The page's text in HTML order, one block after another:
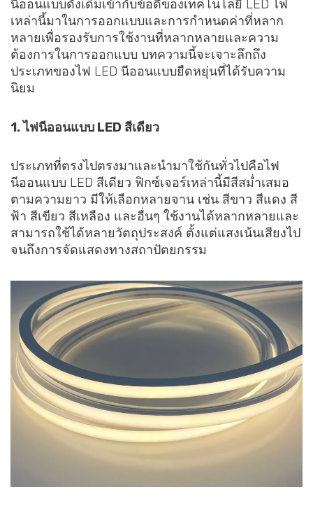
นีออนแบบดั้งเดิมเข้ากับข้อดีของเทคโนโลยี LED ไฟ
เหล่านี้มาในการออกแบบและการกำหนดค่าที่หลาก
หลายเพื่อรองรับการใช้งานที่หลากหลายและความ
ต้องการในการออกแบบ บทความนี้จะเจาะลึกถึง
ประเภทของไฟ LED นีออนแบบยืดหยุ่นที่ได้รับความ
นิยม
1. ไฟนีออนแบบ LED สีเดียว
ประเภทที่ตรงไปตรงมาและนำมาใช้กันทั่วไปคือไฟ
นีออนแบบ LED สีเดียว ฟิกซ์เจอร์เหล่านี้มีสีสม่ำเสมอ
ตามความยาว มีให้เลือกหลายจาน เช่น สีขาว สีแดง สี
ฟ้า สีเขียว สีเหลือง และอื่นๆ ใช้งานได้หลากหลายและ
สามารถใช้ได้หลายวัตถุประสงค์ ตั้งแต่แสงเน้นเสียงไป
จนถึงการจัดแสดงทางสถาปัตยกรรม